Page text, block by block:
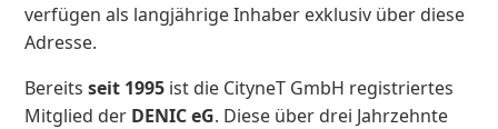
verfügen als langjährige Inhaber exklusiv über diese
Adresse.
Bereitsseit 1995 ist die CityneT GmbH registriertes
Mitglied der DENIC eG. Diese über drei Jahrzehnte